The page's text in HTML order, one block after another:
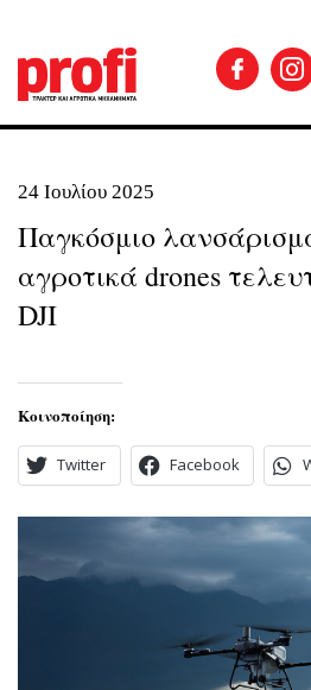
24 Ιουλίου 2025
Παγκόσμιο
αγροτικά drones
DJI
Κοινοποίηση:
Twitter Facebook